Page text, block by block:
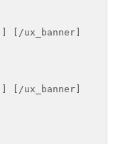
[/ux_banner]
[/ux_banner]